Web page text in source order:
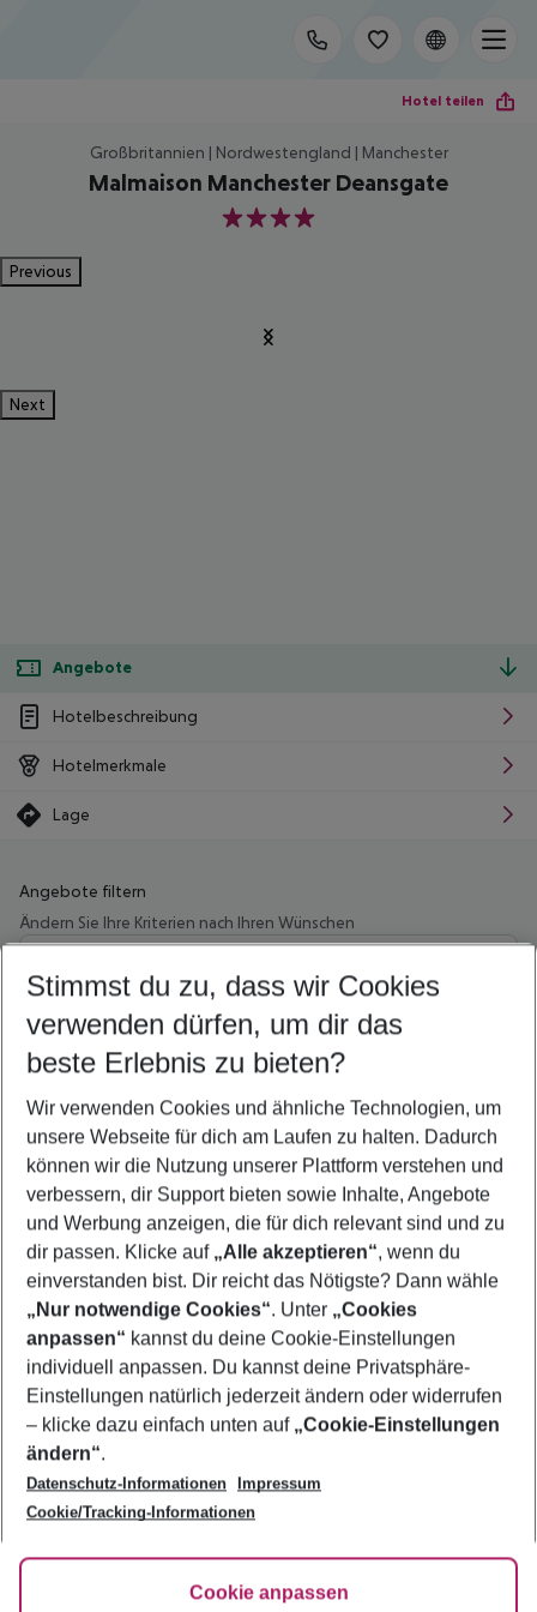
Hotel teilen
Großbritannien | Nordwestengland | Manchester
Malmaison Manchester Deansgate
4
Previous
Next
Angebote
Hotelbeschreibung
Hotelmerkmale
Lage
Angebote filtern
Ändern Sie Ihre Kriterien nach Ihren Wünschen
Wähle deinen Abflughafen
Beliebiger Abflughafen
Wähle deinen Reisezeitraum
5-8 Nächte
2 Erwachsene Keine Kinder
Mehr Filter anzeigen
Footer
Footer navigation
Über uns
AGB
Bestpreisgarantie
Cookie-Einstellungen ändern
Cookie-Richtlinie
Agenturbetreuung
Barrierefreies Reisen
FAQ
HanseMerkur Reiseversicherung
Folge uns
Stimmst du zu, dass wir Cookies
verwenden dürfen, um dir das
beste Erlebnis zu bieten?
Wir verwenden Cookies und ähnliche Technologien, um
unsere Webseite für dich am Laufen zu halten. Dadurch
können wir die Nutzung unserer Plattform verstehen und
verbessern, dir Support bieten sowie Inhalte, Angebote
und Werbung anzeigen, die für dich relevant sind und zu
dir passen. Klicke auf „Alle akzeptieren“, wenn du
einverstanden bist. Dir reicht das Nötigste? Dann wähle
„Nur notwendige Cookies“. Unter „Cookies
anpassen“ kannst du deine Cookie-Einstellungen
individuell anpassen. Du kannst deine Privatsphäre-
Einstellungen natürlich jederzeit ändern oder widerrufen
– klicke dazu einfach unten auf „Cookie-Einstellungen
ändern“.
Datenschutz-Informationen
Impressum
Cookie/Tracking-Informationen
Cookie anpassen